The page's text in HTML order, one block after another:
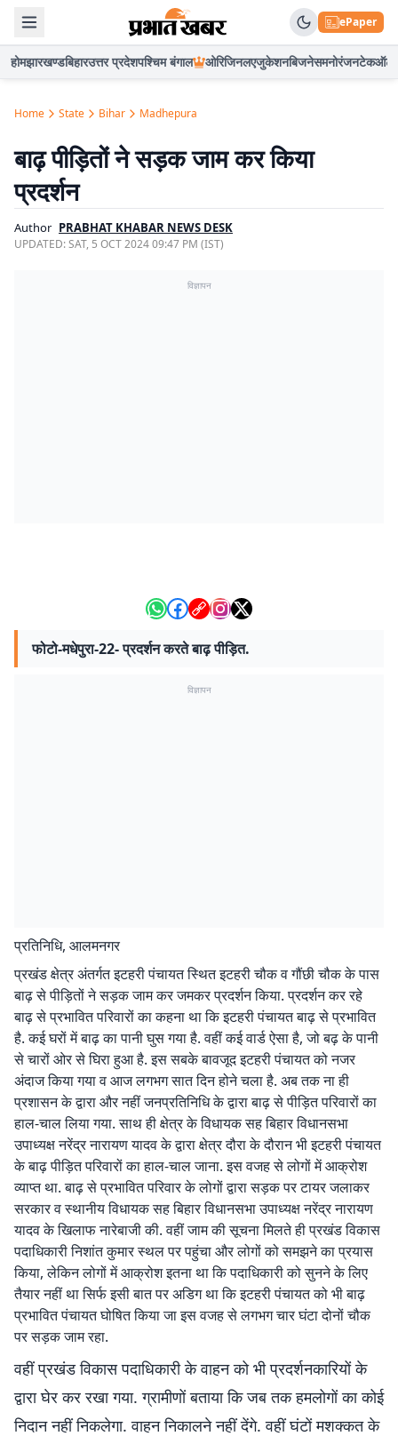
ePaper
होमझारखण्डबिहारउत्तर प्रदेशपश्चिम बंगाल ओरिजिनलएजुकेशनबिजनेसमनोरंजनटेकऑटो
Home State Bihar Madhepura
बाढ़ पीड़ितों ने सड़क जाम कर किया
प्रदर्शन
Author PRABHAT KHABAR NEWS DESK
UPDATED:SAT, 5 OCT 2024 09:47 PM (IST)
विज्ञापन
फोटो-मधेपुरा-22- प्रदर्शन करते बाढ़ पीड़ित.
विज्ञापन
प्रतिनिधि, आलमनगर
प्रखंड क्षेत्र अंतर्गत इटहरी पंचायत स्थित इटहरी चौक व गौंछी चौक के पास
बाढ़ से पीड़ितों ने सड़क जाम कर जमकर प्रदर्शन किया. प्रदर्शन कर रहे
बाढ़ से प्रभावित परिवारों का कहना था कि इटहरी पंचायत बाढ़ से प्रभावित
है. कई घरों में बाढ़ का पानी घुस गया है. वहीं कई वार्ड ऐसा है, जो बढ़ के पानी
से चारों ओर से घिरा हुआ है. इस सबके बावजूद इटहरी पंचायत को नजर
अंदाज किया गया व आज लगभग सात दिन होने चला है. अब तक ना ही
प्रशासन के द्वारा और नहीं जनप्रतिनिधि के द्वारा बाढ़ से पीड़ित परिवारों का
हाल-चाल लिया गया. साथ ही क्षेत्र के विधायक सह बिहार विधानसभा
उपाध्यक्ष नरेंद्र नारायण यादव के द्वारा क्षेत्र दौरा के दौरान भी इटहरी पंचायत
के बाढ़ पीड़ित परिवारों का हाल-चाल जाना. इस वजह से लोगों में आक्रोश
व्याप्त था. बाढ़ से प्रभावित परिवार के लोगों द्वारा सड़क पर टायर जलाकर
सरकार व स्थानीय विधायक सह बिहार विधानसभा उपाध्यक्ष नरेंद्र नारायण
यादव के खिलाफ नारेबाजी की. वहीं जाम की सूचना मिलते ही प्रखंड विकास
पदाधिकारी निशांत कुमार स्थल पर पहुंचा और लोगों को समझने का प्रयास
किया, लेकिन लोगों में आक्रोश इतना था कि पदाधिकारी को सुनने के लिए
तैयार नहीं था सिर्फ इसी बात पर अडिग था कि इटहरी पंचायत को भी बाढ़
प्रभावित पंचायत घोषित किया जा इस वजह से लगभग चार घंटा दोनों चौक
पर सड़क जाम रहा.
वहीं प्रखंड विकास पदाधिकारी के वाहन को भी प्रदर्शनकारियों के
द्वारा घेर कर रखा गया. ग्रामीणों बताया कि जब तक हमलोगों का कोई
निदान नहीं निकलेगा. वाहन निकालने नहीं देंगे. वहीं घंटों मशक्कत के